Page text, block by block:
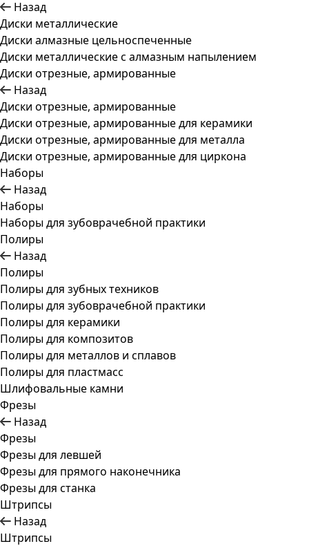
Назад
Диски металлические
Диски алмазные цельноспеченные
Диски металлические с алмазным напылением
Диски отрезные, армированные
Назад
Диски отрезные, армированные
Диски отрезные, армированные для керамики
Диски отрезные, армированные для металла
Диски отрезные, армированные для циркона
Наборы
Назад
Наборы
Наборы для зубоврачебной практики
Полиры
Назад
Полиры
Полиры для зубных техников
Полиры для зубоврачебной практики
Полиры для керамики
Полиры для композитов
Полиры для металлов и сплавов
Полиры для пластмасс
Шлифовальные камни
Фрезы
Назад
Фрезы
Фрезы для левшей
Фрезы для прямого наконечника
Фрезы для станка
Штрипсы
Назад
Штрипсы